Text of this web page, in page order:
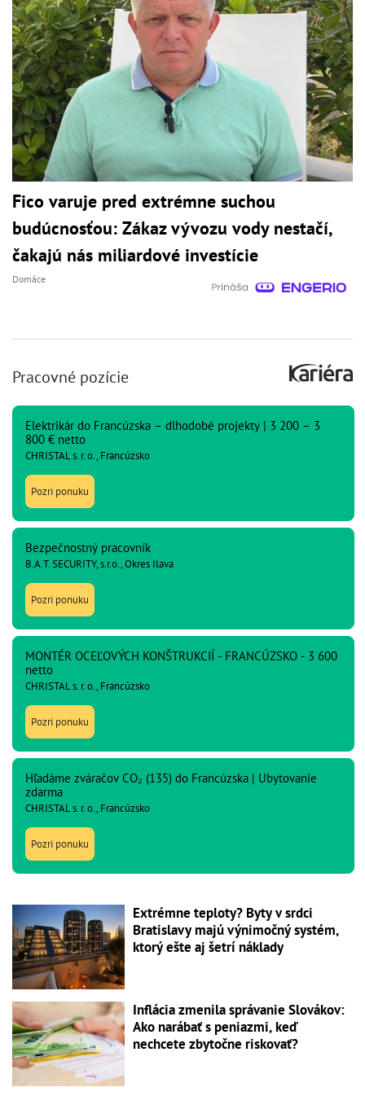
Fico varuje pred extrémne suchou
budúcnosťou: Zákaz vývozu vody nestačí,
čakajú nás miliardové investície
Domáce
Pracovné pozície
Elektrikár do Francúzska – dlhodobé projekty | 3 200 – 3
800 € netto
CHRISTAL s. r. o., Francúzsko
Pozri ponuku
Bezpečnostný pracovník
B.A.T. SECURITY, s.r.o., Okres Ilava
Pozri ponuku
MONTÉR OCEĽOVÝCH KONŠTRUKCIÍ - FRANCÚZSKO - 3 600
netto
CHRISTAL s. r. o., Francúzsko
Pozri ponuku
Hľadáme zváračov CO₂ (135) do Francúzska | Ubytovanie
zdarma
CHRISTAL s. r. o., Francúzsko
Pozri ponuku
Extrémne teploty? Byty v srdci
Bratislavy majú výnimočný systém,
ktorý ešte aj šetrí náklady
Inflácia zmenila správanie Slovákov:
Ako narábať s peniazmi, keď
nechcete zbytočne riskovať?